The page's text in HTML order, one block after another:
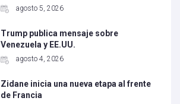
agosto 5, 2026
Trump publica mensaje sobre
Venezuela y EE.UU.
agosto 4, 2026
Zidane inicia una nueva etapa al frente
de Francia